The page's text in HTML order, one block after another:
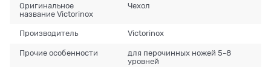
Оригинальное
название Victorinox
Чехол
Производитель Victorinox
Прочие особенности
для перочинных ножей 5-8
уровней